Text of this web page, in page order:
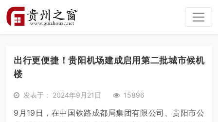
出行更便捷！贵阳机场建成启用第二批城市候机
楼
发表于： 2024年9月21日 15896
9月19日，在中国铁路成都局集团有限公司、贵阳市公